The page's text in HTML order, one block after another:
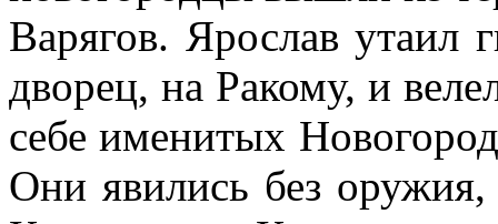
Варягов. Ярослав утаил
дворец, на Ракому, и
себе именитых
Они явились без